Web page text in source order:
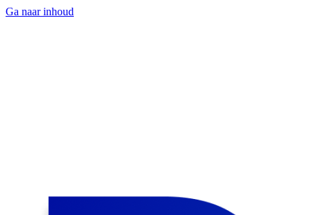
Ga naar inhoud